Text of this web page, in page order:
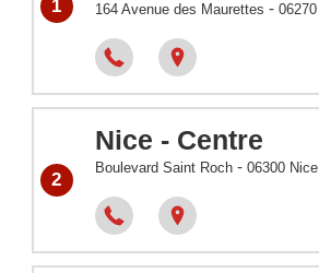
1 164 Avenue des Maurettes - 06270
2
Nice - Centre
Boulevard Saint Roch - 06300 Nice